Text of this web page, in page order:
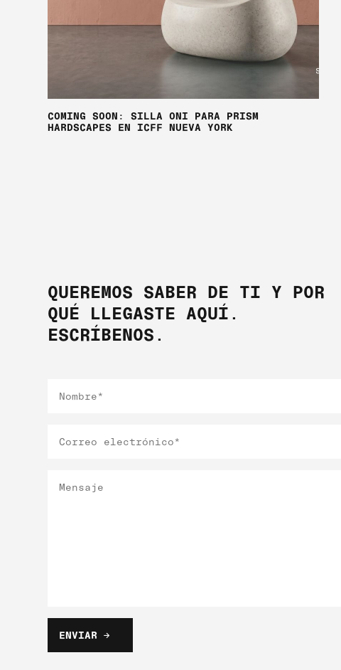
COMING SOON: SILLA ONI PARA PRISM
HARDSCAPES EN ICFF NUEVA YORK
QUEREMOS SABER DE TI Y POR
QUÉ LLEGASTE AQUÍ.
ESCRÍBENOS.